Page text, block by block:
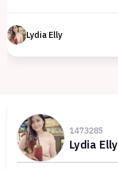
Lydia Elly
1473285
Lydia Elly